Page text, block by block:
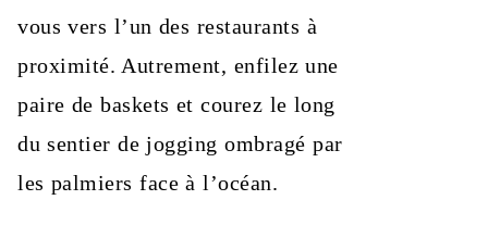
vous vers l’un des restaurants à
proximité. Autrement, enfilez une
paire de baskets et courez le long
du sentier de jogging ombragé par
les palmiers face à l’océan.